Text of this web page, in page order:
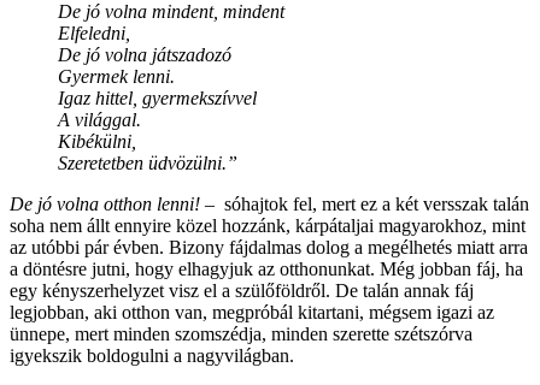
De jó volna mindent, mindent
Elfeledni,
De jó volna játszadozó
Gyermek lenni.
Igaz hittel, gyermekszívvel
A világgal.
Kibékülni,
Szeretetben üdvözülni.”
De jó volna otthon lenni! – sóhajtok fel, mert ez a két versszak talán
soha nem állt ennyire közel hozzánk, kárpátaljai magyarokhoz, mint
az utóbbi pár évben. Bizony fájdalmas dolog a megélhetés miatt arra
a döntésre jutni, hogy elhagyjuk az otthonunkat. Még jobban fáj, ha
egy kényszerhelyzet visz el a szülőföldről. De talán annak fáj
legjobban, aki otthon van, megpróbál kitartani, mégsem igazi az
ünnepe, mert minden szomszédja, minden szerette szétszórva
igyekszik boldogulni a nagyvilágban.